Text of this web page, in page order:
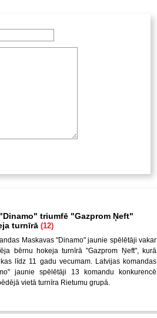
triumfē "Gazprom Ņeft"
turnīrā (12)
Maskavas "Dinamo" jaunie spēlētāji vakar
bērnu hokeja turnīrā "Gazprom Ņeft", kurā
līdz 11 gadu vecumam. Latvijas komandas
jaunie spēlētāji 13 komandu konkurencē
vietā turnīra Rietumu grupā.